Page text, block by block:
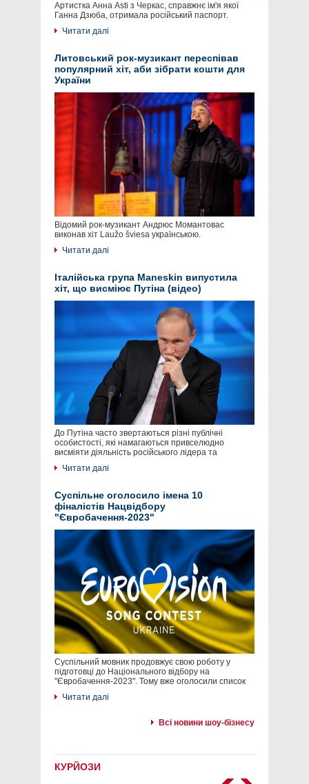
Артистка Анна Asti з Черкас, справжнє ім'я якої
Ганна Дзюба, отримала російський паспорт.
Читати далі
Литовський рок-музикант переспівав
популярний хіт, аби зібрати кошти для
України
Відомий рок-музикант Андрюс Момантовас
виконав хіт Laužo šviesa українською.
Читати далі
Італійська група Maneskin випустила
хіт, що висміює Путіна (відео)
До Путіна часто звертаються різні публічні
особистості, які намагаються привселюдно
висміяти діяльність російського лідера та
Читати далі
Суспільне оголосило імена 10
фіналістів Нацвідбору
"Євробачення-2023"
Суспільний мовник продовжує свою роботу у
підготовці до Національного відбору на
"Євробачення-2023". Тому вже оголосили список
Читати далі
Всі новини шоу-бізнесу
КУРЙОЗИ